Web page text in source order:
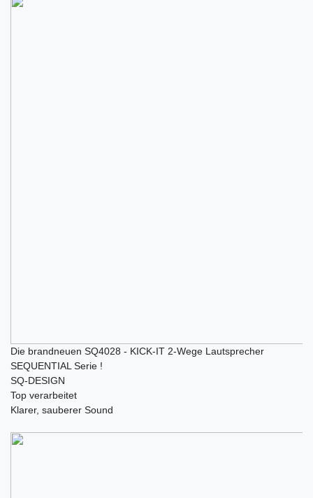
Die brandneuen SQ4028 - KICK-IT 2-Wege Lautsprecher
SEQUENTIAL Serie !
SQ-DESIGN
Top verarbeitet
Klarer, sauberer Sound